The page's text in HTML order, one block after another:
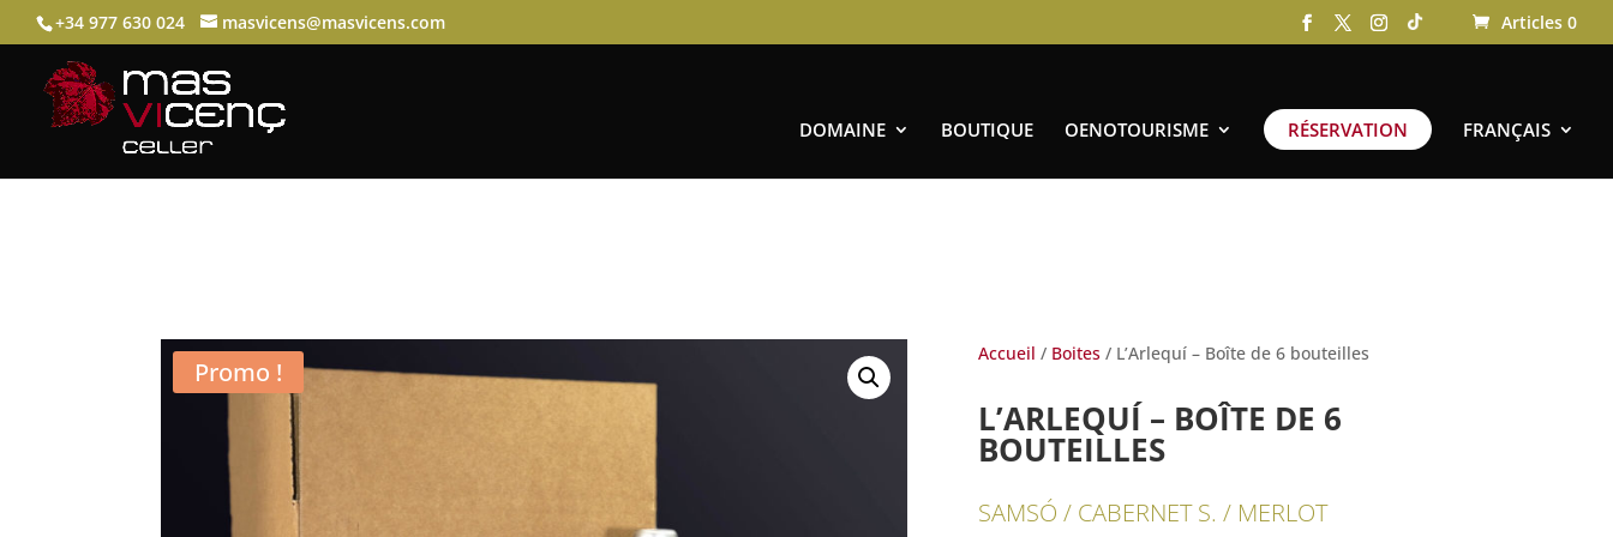
+34 977 630 024 masvicens@masvicens.com Articles 0
DOMAINE BOUTIQUE OENOTOURISME RÉSERVATION FRANÇAIS
Promo !
Accueil / Boites/ L’Arlequí – Boîte de 6 bouteilles
L’ARLEQUÍ – BOÎTE DE 6
BOUTEILLES
SAMSÓ / CABERNET S. / MERLOT